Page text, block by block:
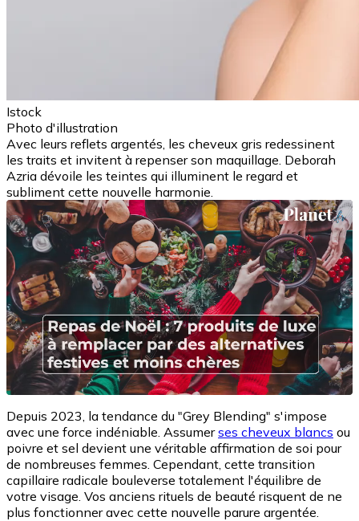
Istock
Photo d'illustration
Avec leurs reflets argentés, les cheveux gris redessinent
les traits et invitent à repenser son maquillage. Deborah
Azria dévoile les teintes qui illuminent le regard et
subliment cette nouvelle harmonie.
Depuis 2023, la tendance du "Grey Blending" s'impose
avec une force indéniable. Assumerses cheveux blancs ou
poivre et sel devient une véritable affirmation de soi pour
de nombreuses femmes. Cependant, cette transition
capillaire radicale bouleverse totalement l'équilibre de
votre visage. Vos anciens rituels de beauté risquent de ne
plus fonctionner avec cette nouvelle parure argentée.